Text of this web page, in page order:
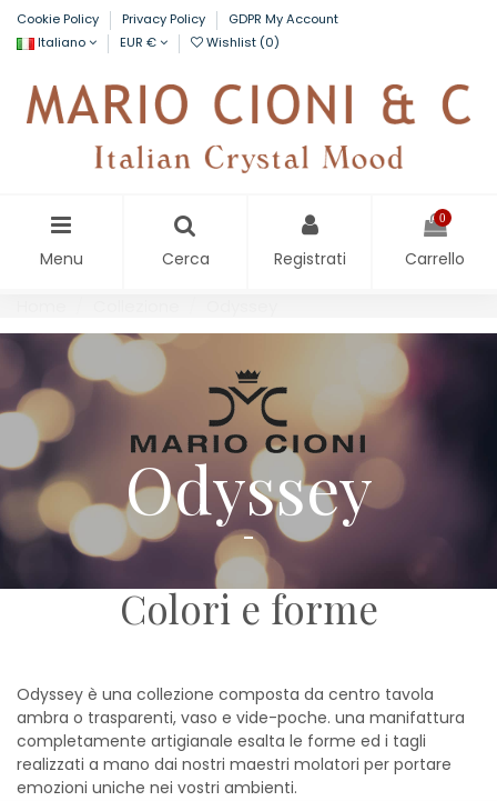
Cookie Policy Privacy Policy
GDPR My Account
Italiano
EUR € Wishlist (0)
Menu Cerca Registrati
0
Carrello
Odyssey
Colori e forme
Odyssey è una collezione composta da centro tavola
ambra o trasparenti, vaso e vide-poche. una manifattura
completamente artigianale esalta le forme ed i tagli
realizzati a mano dai nostri maestri molatori per portare
emozioni uniche nei vostri ambienti.